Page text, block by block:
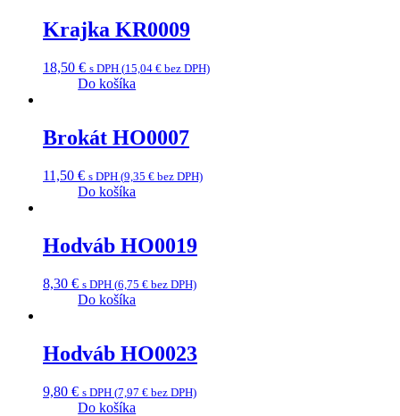
Krajka KR0009
18,50 € s DPH (15,04 € bez DPH)
Do košíka
Brokát HO0007
11,50 € s DPH (9,35 € bez DPH)
Do košíka
Hodváb HO0019
8,30 € s DPH (6,75 € bez DPH)
Do košíka
Hodváb HO0023
9,80 € s DPH (7,97 € bez DPH)
Do košíka